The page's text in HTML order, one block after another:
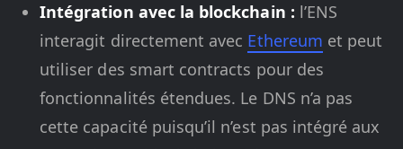
Intégration avec la blockchain : l’ENS
interagit directement avec Ethereum et peut
utiliser des smart contracts pour des
fonctionnalités étendues. Le DNS n’a pas
cette capacité puisqu’il n’est pas intégré aux